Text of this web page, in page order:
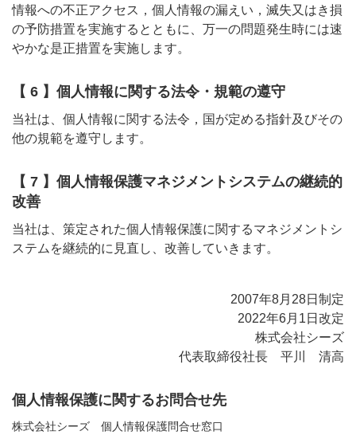
情報への不正アクセス，個人情報の漏えい，滅失又はき損
の予防措置を実施するとともに、万一の問題発生時には速
やかな是正措置を実施します。
【 6 】個人情報に関する法令・規範の遵守
当社は、個人情報に関する法令，国が定める指針及びその
他の規範を遵守します。
【 7 】個人情報保護マネジメントシステムの継続的
改善
当社は、策定された個人情報保護に関するマネジメントシ
ステムを継続的に見直し、改善していきます。
2007年8月28日制定
2022年6月1日改定
株式会社シーズ
代表取締役社長 平川 清高
個人情報保護に関するお問合せ先
株式会社シーズ 個人情報保護問合せ窓口